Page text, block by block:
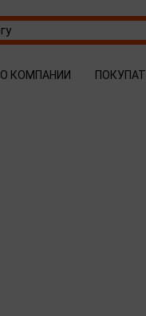
О КОМПАНИИ